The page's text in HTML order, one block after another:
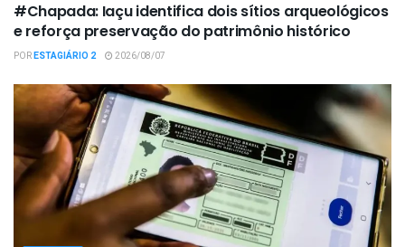
#Chapada: Iaçu identifica dois sítios arqueológicos
e reforça preservação do patrimônio histórico
PORESTAGIÁRIO 2 2026/08/07